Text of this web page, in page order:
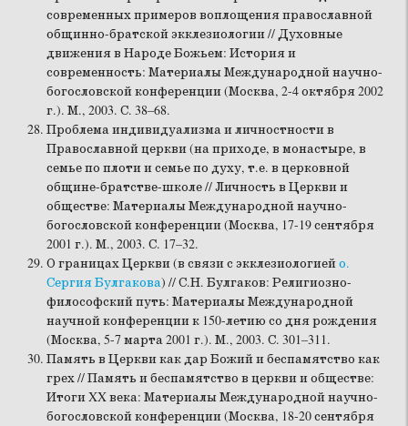
современных примеров воплощения православной
общинно-братской экклезиологии // Духовные
движения в Народе Божьем: История и
современность: Материалы Международной научно-
богословской конференции (Москва, 2-4 октября 2002
г.). М., 2003. С. 38–68.
Проблема индивидуализма и личностности в
Православной церкви (на приходе, в монастыре, в
семье по плоти и семье по духу, т.е. в церковной
общине-братстве-школе // Личность в Церкви и
обществе: Материалы Международной научно-
богословской конференции (Москва, 17-19 сентября
2001 г.). М., 2003. С. 17–32.
О границах Церкви (в связи с экклезиологиейо.
Сергия Булгакова) // С.Н. Булгаков: Религиозно-
философский путь: Материалы Международной
научной конференции к 150-летию со дня рождения
(Москва, 5-7 марта 2001 г.). М., 2003. С. 301–311.
Память в Церкви как дар Божий и беспамятство как
грех // Память и беспамятство в церкви и обществе:
Итоги XX века: Материалы Международной научно-
богословской конференции (Москва, 18-20 сентября